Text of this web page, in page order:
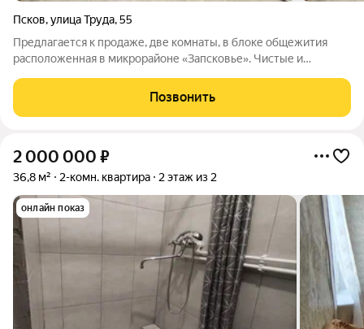
Псков,улица Труда,55
Предлагается к продаже, две комнаты, в блоке общежития
расположенная в микрорайоне «Запсковье». Чистые и
мебель остается, вода подведена, тихие соседи пенсионеры на
секции, которых практически не
Позвонить
2 000 000 ₽
36,8 м² 2-комн. квартира 2 этаж из 2
онлайн показ